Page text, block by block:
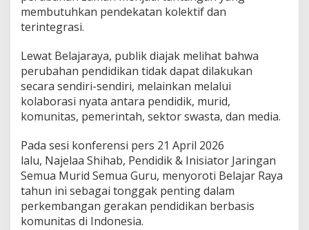
membutuhkan pendekatan kolektif dan
terintegrasi.
Lewat Belajaraya, publik diajak melihat bahwa
perubahan pendidikan tidak dapat dilakukan
secara sendiri-sendiri, melainkan melalui
kolaborasi nyata antara pendidik, murid,
komunitas, pemerintah, sektor swasta, dan media.
Pada sesi konferensi pers 21 April 2026
lalu, Najelaa Shihab, Pendidik & Inisiator Jaringan
Semua Murid Semua Guru, menyoroti Belajar Raya
tahun ini sebagai tonggak penting dalam
perkembangan gerakan pendidikan berbasis
komunitas di Indonesia.